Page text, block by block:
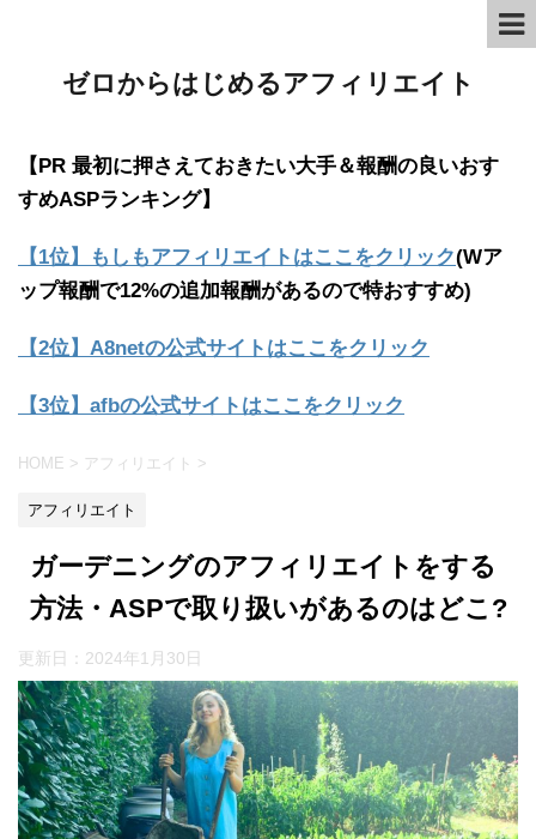
ゼロからはじめるアフィリエイト
【PR 最初に押さえておきたい大手＆報酬の良いおす
すめASPランキング】
【1位】もしもアフィリエイトはここをクリック(Wア
ップ報酬で12%の追加報酬があるので特おすすめ)
【2位】A8netの公式サイトはここをクリック
【3位】afbの公式サイトはここをクリック
HOME > アフィリエイト >
アフィリエイト
ガーデニングのアフィリエイトをする
方法・ASPで取り扱いがあるのはどこ?
更新日： 2024年1月30日